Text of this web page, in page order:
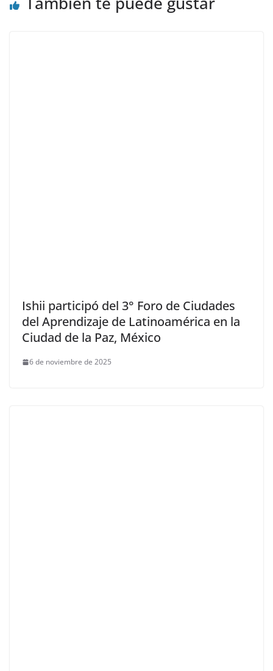
Ishii participó del 3° Foro de Ciudades
del Aprendizaje de Latinoamérica en la
Ciudad de la Paz, México
6 de noviembre de 2025